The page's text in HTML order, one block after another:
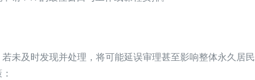
未及时发现并处理，将可能延误审理甚至影响整体永久居民